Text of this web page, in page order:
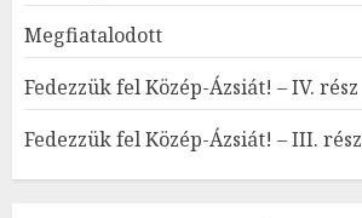
Megfiatalodott
Fedezzük fel Közép-Ázsiát! – IV. rész
Fedezzük fel Közép-Ázsiát! – III. rész